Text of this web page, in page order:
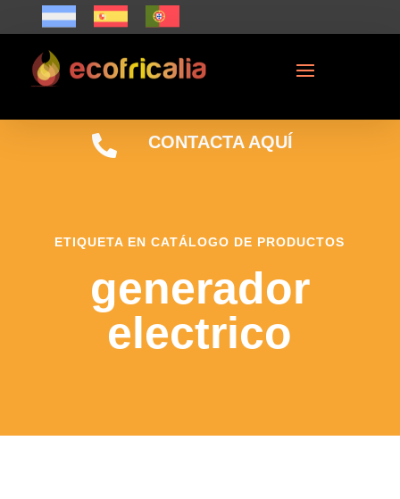
 CONTACTA AQUÍ
ETIQUETA EN CATÁLOGO DE PRODUCTOS
generador
electrico